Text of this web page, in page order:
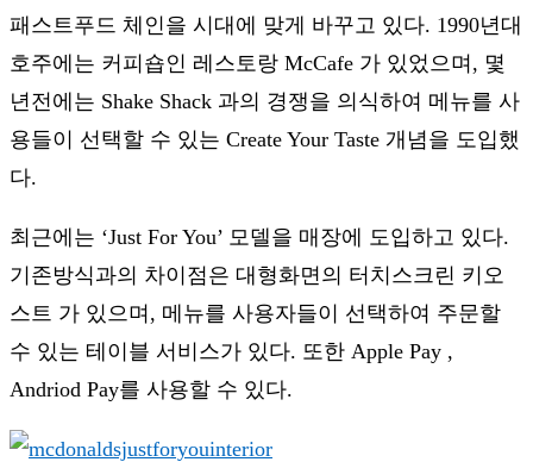
패스트푸드 체인을 시대에 맞게 바꾸고 있다. 1990년대
호주에는 커피숍인 레스토랑 McCafe 가 있었으며, 몇
년전에는 Shake Shack 과의 경쟁을 의식하여 메뉴를 사
용들이 선택할 수 있는 Create Your Taste 개념을 도입했
다.
최근에는 ‘Just For You’ 모델을 매장에 도입하고 있다.
기존방식과의 차이점은 대형화면의 터치스크린 키오
스트 가 있으며, 메뉴를 사용자들이 선택하여 주문할
수 있는 테이블 서비스가 있다. 또한 Apple Pay ,
Andriod Pay를 사용할 수 있다.